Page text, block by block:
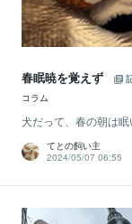
春眠暁を覚えず
コラム
犬だって、春の朝は
てとの飼い主
2024/05/07 06:55